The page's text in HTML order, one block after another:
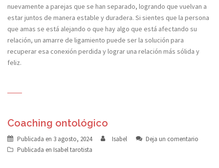
nuevamente a parejas que se han separado, logrando que vuelvan a
estar juntos de manera estable y duradera. Si sientes que la persona
que amas se está alejando o que hay algo que está afectando su
relación, un amarre de ligamiento puede ser la solución para
recuperar esa conexión perdida y lograr una relación más sólida y
feliz.
Coaching ontológico
Publicada en 3 agosto, 2024 Isabel
Deja un comentario
Publicada en Isabel tarotista